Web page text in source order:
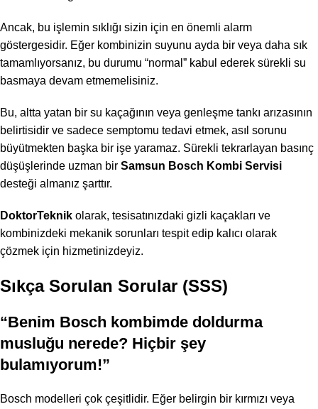
Ancak, bu işlemin sıklığı sizin için en önemli alarm
göstergesidir. Eğer kombinizin suyunu ayda bir veya daha sık
tamamlıyorsanız, bu durumu “normal” kabul ederek sürekli su
basmaya devam etmemelisiniz.
Bu, altta yatan bir su kaçağının veya genleşme tankı arızasının
belirtisidir ve sadece semptomu tedavi etmek, asıl sorunu
büyütmekten başka bir işe yaramaz. Sürekli tekrarlayan basınç
düşüşlerinde uzman bir Samsun Bosch Kombi Servisi
desteği almanız şarttır.
DoktorTeknik olarak, tesisatınızdaki gizli kaçakları ve
kombinizdeki mekanik sorunları tespit edip kalıcı olarak
çözmek için hizmetinizdeyiz.
Sıkça Sorulan Sorular (SSS)
“Benim Bosch kombimde doldurma
musluğu nerede? Hiçbir şey
bulamıyorum!”
Bosch modelleri çok çeşitlidir. Eğer belirgin bir kırmızı veya